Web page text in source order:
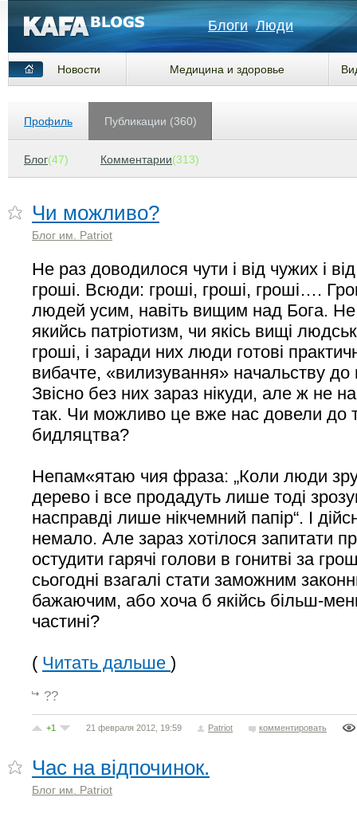
Блоги Люди
Новости Медицина и здоровье
Профиль Публикации (360)
Блог(47) Комментарии(313)
Чи можливо?
Блог им. Patriot
Не раз доводилося чути і від чужих і
гроші. Всюди: гроші, гроші, гроші….
людей усим, навіть вищим над Бога.
якийсь патріотизм, чи якісь вищі
гроші, і заради них люди готові
вибачте, «вилизування» начальству
Звісно без них зараз нікуди, але ж не
так. Чи можливо це вже нас довели до
бидляцтва?
Непам«ятаю чия фраза: „Коли люди
дерево і все продадуть лише тоді
насправді лише нікчемний папір“. І
немало. Але зараз хотілося запитати
остудити гарячі голови в гонитві за
сьогодні взагалі стати заможним
бажаючим, або хоча б якійсь більш-
частині?
( Читать дальше )
??
+1 21 февраля 2012, 19:59 Patriot комментировать
Час на відпочинок.
Блог им. Patriot